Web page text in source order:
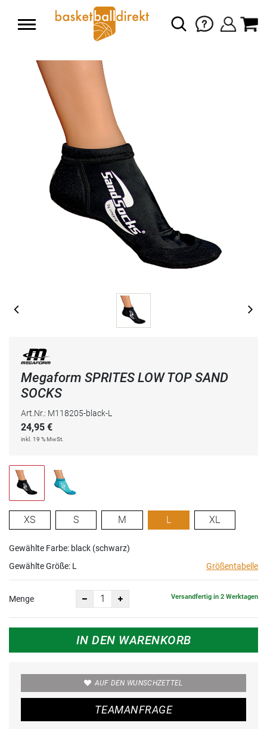
Megaform SPRITES LOW TOP SAND
SOCKS
Art.Nr.: M118205-black-L
24,95 €
inkl. 19 % MwSt.
XS S M L XL
Gewählte Farbe: black (schwarz)
Gewählte Größe: L Größentabelle
Menge Versandfertig in 2 Werktagen
IN DEN WARENKORB
AUF DEN WUNSCHZETTEL
TEAMANFRAGE